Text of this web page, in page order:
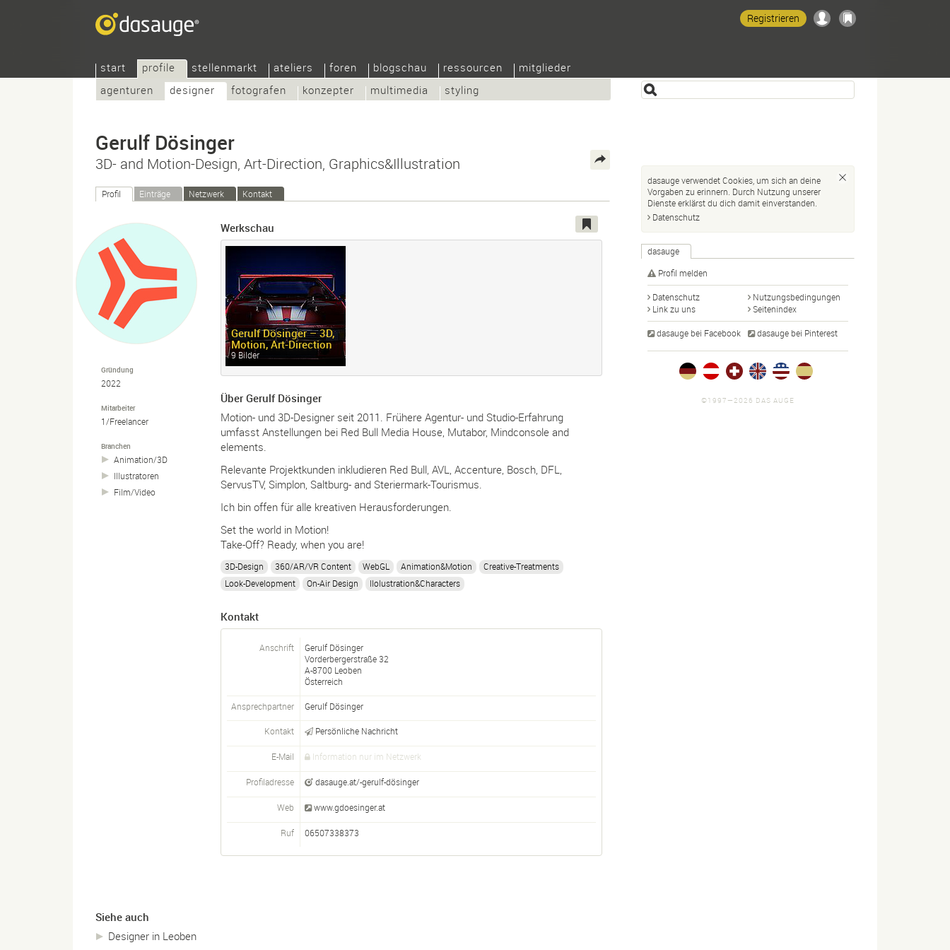
start
profile
agenturen
designer fotografen konzepter multimedia styling
stellenmarkt ateliers foren blogschau ressourcen mitglieder
Registrieren
Gerulf Dösinger
3D- and Motion-Design, Art-Direction, Graphics&Illustration
Profil Einträge Netzwerk Kontakt
Gründung
2022
Mitarbeiter
1/Freelancer
Branchen
Animation/3D
Illustratoren
Film/Video
Werkschau
Gerulf Dösinger – 3D,
Motion, Art-Direction
9 Bilder
Über Gerulf Dösinger
Motion- und 3D-Designer seit 2011. Frühere Agentur- und Studio-Erfahrung
umfasst Anstellungen bei Red Bull Media House, Mutabor, Mindconsole and
elements.
Relevante Projektkunden inkludieren Red Bull, AVL, Accenture, Bosch, DFL,
ServusTV, Simplon, Saltburg- and Steriermark-Tourismus.
Ich bin offen für alle kreativen Herausforderungen.
Set the world in Motion!
Take-Off? Ready, when you are!
3D-Design 360/AR/VR Content WebGL Animation&Motion
Creative-Treatments
Look-Development
On-Air Design Ilolustration&Characters
Kontakt
Anschrift
Gerulf Dösinger
Vorderbergerstraße 32
A-8700 Leoben
Österreich
Ansprechpartner Gerulf Dösinger
Kontakt Persönliche Nachricht
E-Mail Information nur im Netzwerk
Profiladresse dasauge.at/-gerulf-dösinger
Web www.gdoesinger.at
Ruf 06507338373
Siehe auch
Designer in Leoben
dasauge verwendet Cookies, um sich an deine
Vorgaben zu erinnern. Durch Nutzung unserer
Dienste erklärst du dich damit einverstanden.
Datenschutz
dasauge
Profil melden
Datenschutz
Nutzungsbedingungen
Link zu uns
Seitenindex
dasauge bei Facebook dasauge bei Pinterest
©1997—2026 DAS AUGE